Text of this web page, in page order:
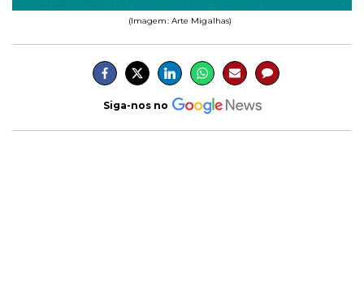
(Imagem: Arte Migalhas)
Siga-nos no